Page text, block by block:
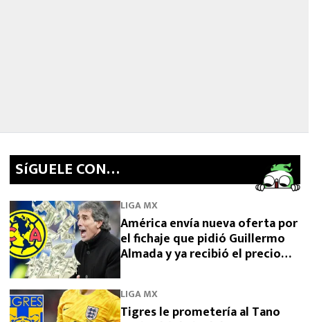
SíGUELE CON…
LIGA MX
América envía nueva oferta por
el fichaje que pidió Guillermo
Almada y ya recibió el precio
LIGA MX
Tigres le prometería al Tano